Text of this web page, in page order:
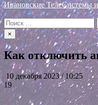
Ивановские ТелеСистемы
Искать:
×
Как отключить
10 декабря 2023 / 10:25
19